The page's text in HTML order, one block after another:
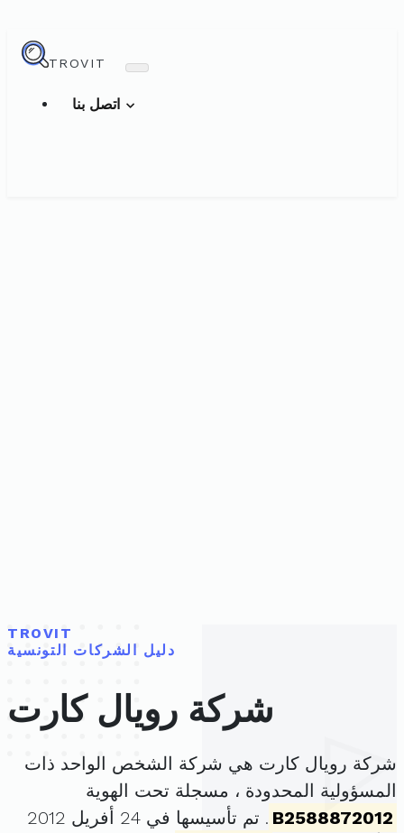
TROVIT
TROVIT
دليل الشركات التونسية
شركة رويال كارت
شركة رويال كارت هي شركة الشخص الواحد ذات
المسؤولية المحدودة ، مسجلة تحت الهوية
B2588872012
. تم تأسيسها في 24 أفريل 2012